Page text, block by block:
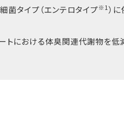
菌タイプ（エンテロタイプ※1）
トにおける体臭関連代謝物を